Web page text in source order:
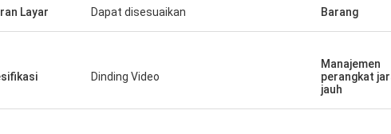
Layar Dapat disesuaikan Barang
Dinding Video
Manajemen
perangkat
jauh